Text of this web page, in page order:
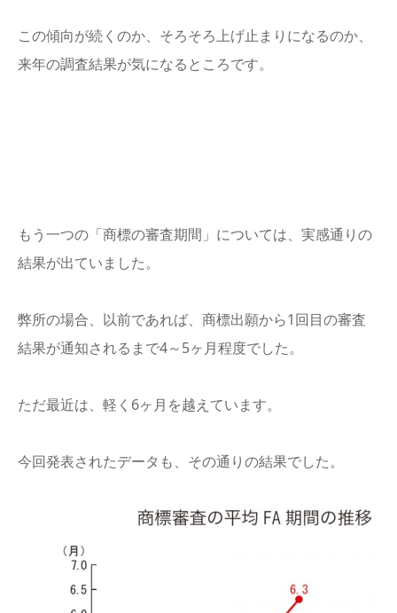
この傾向が続くのか、そろそろ上げ止まりになるのか、
来年の調査結果が気になるところです。
もう一つの「商標の審査期間」については、実感通りの
結果が出ていました。
弊所の場合、以前であれば、商標出願から1回目の審査
結果が通知されるまで4～5ヶ月程度でした。
ただ最近は、軽く6ヶ月を越えています。
今回発表されたデータも、その通りの結果でした。